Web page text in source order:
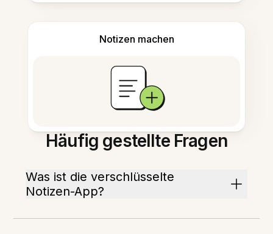
Notizen machen
Häufig gestellte Fragen
Was ist die verschlüsselte
Notizen-App?